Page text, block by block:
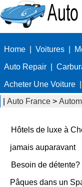
Home Voitures
Auto Repair
Acheter Une Voiture
Auto France >
Hôtels de luxe à
jamais auparavant
Besoin de
Pâques dans un